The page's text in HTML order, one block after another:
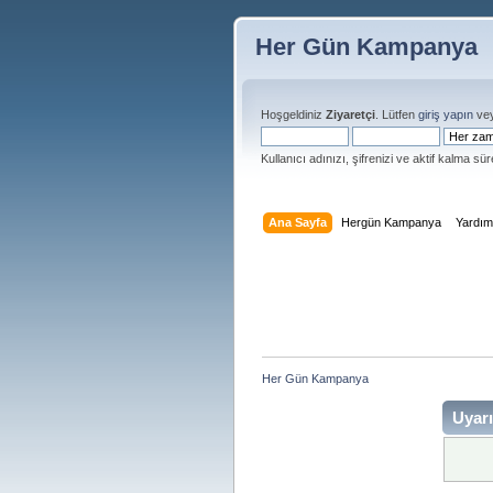
Her Gün Kampanya
Hoşgeldiniz Ziyaretçi . Lütfen giriş yapın
Kullanıcı adınızı, şifrenizi ve aktif kalma
Ana Sayfa Hergün Kampanya Yardım
Her Gün Kampanya